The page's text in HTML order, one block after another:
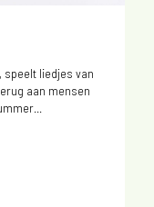
speelt liedjes van
aan mensen